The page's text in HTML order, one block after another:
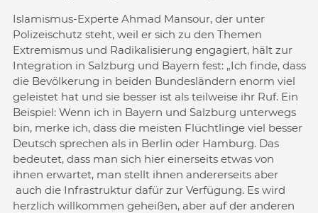
Islamismus-Experte Ahmad Mansour, der unter
Polizeischutz steht, weil er sich zu den Themen
Extremismus und Radikalisierung engagiert, hält zur
Integration in Salzburg und Bayern fest: „Ich finde, dass
die Bevölkerung in beiden Bundesländern enorm viel
geleistet hat und sie besser ist als teilweise ihr Ruf. Ein
Beispiel: Wenn ich in Bayern und Salzburg unterwegs
bin, merke ich, dass die meisten Flüchtlinge viel besser
Deutsch sprechen als in Berlin oder Hamburg. Das
bedeutet, dass man sich hier einerseits etwas von
ihnen erwartet, man stellt ihnen andererseits aber
auch die Infrastruktur dafür zur Verfügung. Es wird
herzlich willkommen geheißen, aber auf der anderen